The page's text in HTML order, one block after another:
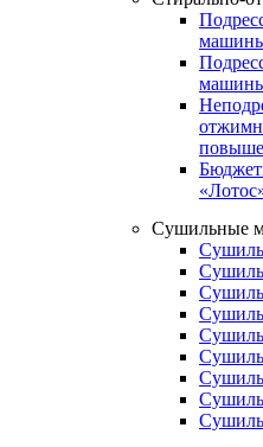
машины
Сушильные